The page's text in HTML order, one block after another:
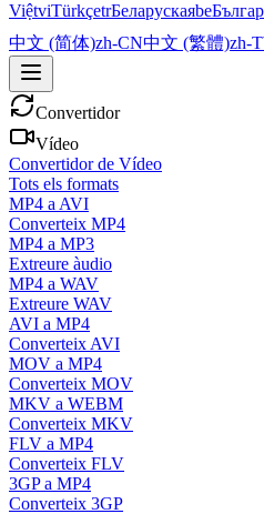
ViệtviTürkçetrБеларускаяbe
中文 (简体)zh-CN中文 (繁體)zh-
Convertidor
Vídeo
Convertidor de Vídeo
Tots els formats
MP4 a AVI
Converteix MP4
MP4 a MP3
Extreure àudio
MP4 a WAV
Extreure WAV
AVI a MP4
Converteix AVI
MOV a MP4
Converteix MOV
MKV a WEBM
Converteix MKV
FLV a MP4
Converteix FLV
3GP a MP4
Converteix 3GP